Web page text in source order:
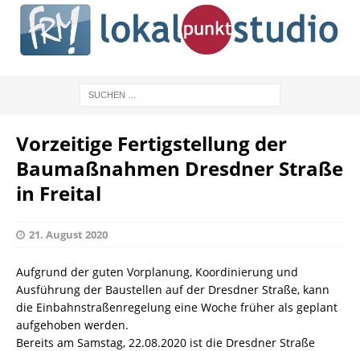
Vorzeitige Fertigstellung der
Baumaßnahmen Dresdner Straße
in Freital
21. August 2020
Aufgrund der guten Vorplanung, Koordinierung und
Ausführung der Baustellen auf der Dresdner Straße, kann
die Einbahnstraßenregelung eine Woche früher als geplant
aufgehoben werden.
Bereits am Samstag, 22.08.2020 ist die Dresdner Straße